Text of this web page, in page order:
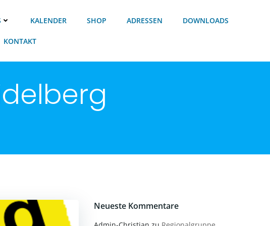
KALENDER SHOP ADRESSEN DOWNLOADS
KONTAKT
Neueste Kommentare